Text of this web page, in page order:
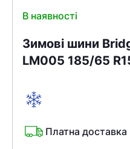
В наявності
Зимові шини
LM005 185/65
Платна доставка